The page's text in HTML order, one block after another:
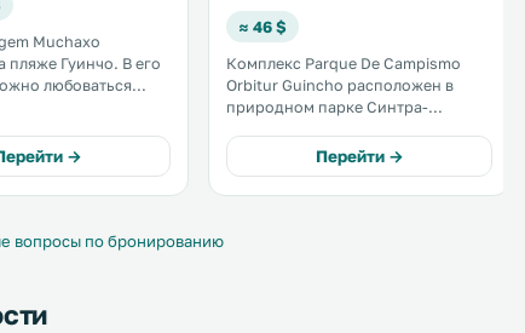
Muchaxo
Гуинчо. В его
любоваться
водой
в руины
века. .
→
≈ 46 $
Комплекс Parque De Campismo
Orbitur Guincho расположен в
природном парке Синтра-
открытый бассейн, пляжи, бары на
берегу моря и пристань для яхт.
Комплекс находится всего в 1 км
Перейти →
вопросы по бронированию